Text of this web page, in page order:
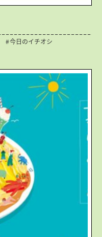
今日のイチオシ